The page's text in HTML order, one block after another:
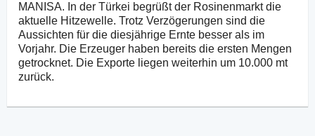
MANISA. In der Türkei begrüßt der Rosinenmarkt die
aktuelle Hitzewelle. Trotz Verzögerungen sind die
Aussichten für die diesjährige Ernte besser als im
Vorjahr. Die Erzeuger haben bereits die ersten Mengen
getrocknet. Die Exporte liegen weiterhin um 10.000 mt
zurück.